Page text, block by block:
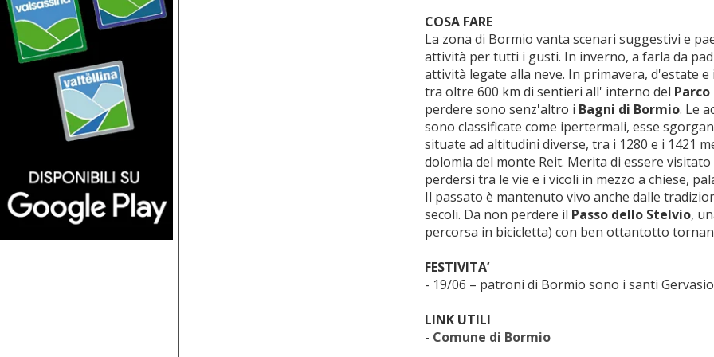
COSA FARE
La zona di Bormio vanta scenari suggestivi e
attività per tutti i gusti. In inverno, a farla da
attività legate alla neve. In primavera, d'estate
tra oltre 600 km di sentieri all' interno del
perdere sono senz'altro i Bagni di Bormio. Le
sono classificate come ipertermali, esse
situate ad altitudini diverse, tra i 1280 e i 1421
dolomia del monte Reit. Merita di essere
perdersi tra le vie e i vicoli in mezzo a chiese,
Il passato è mantenuto vivo anche dalle
secoli. Da non perdere il Passo dello Stelvio,
percorsa in bicicletta) con ben ottantotto
FESTIVITA’
- 19/06 – patroni di Bormio sono i santi
LINK UTILI
- Comune di Bormio